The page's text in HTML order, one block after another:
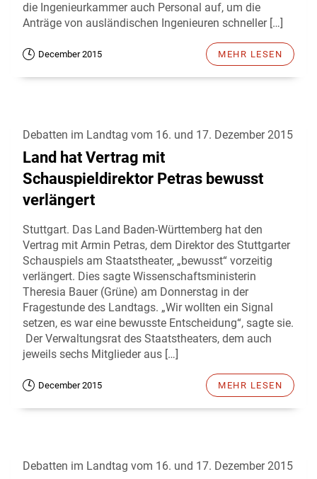
die Ingenieurkammer auch Personal auf, um die
Anträge von ausländischen Ingenieuren schneller […]
December 2015 MEHR LESEN
Debatten im Landtag vom 16. und 17. Dezember 2015
Land hat Vertrag mit
Schauspieldirektor Petras bewusst
verlängert
Stuttgart. Das Land Baden-Württemberg hat den
Vertrag mit Armin Petras, dem Direktor des Stuttgarter
Schauspiels am Staatstheater, „bewusst“ vorzeitig
verlängert. Dies sagte Wissenschaftsministerin
Theresia Bauer (Grüne) am Donnerstag in der
Fragestunde des Landtags. „Wir wollten ein Signal
setzen, es war eine bewusste Entscheidung“, sagte sie.
Der Verwaltungsrat des Staatstheaters, dem auch
jeweils sechs Mitglieder aus […]
December 2015 MEHR LESEN
Debatten im Landtag vom 16. und 17. Dezember 2015